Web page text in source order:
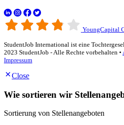
YoungCapital
StudentJob International ist eine
2023 StudentJob - Alle Rechte vorbehalten •
Impressum
Close
Wie sortieren wir
Sortierung von Stellenangeboten